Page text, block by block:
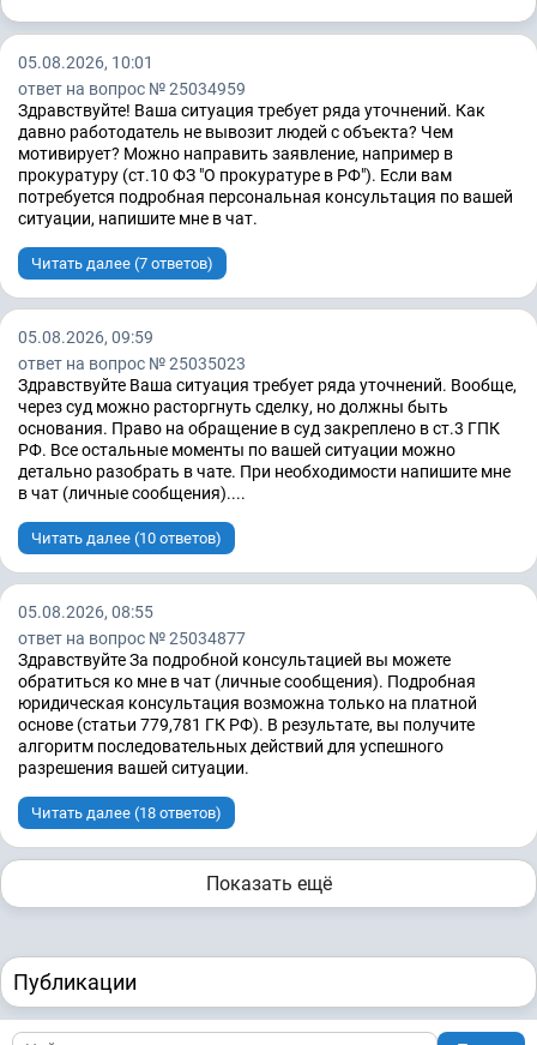
05.08.2026, 10:01
ответ на вопрос № 25034959
Здравствуйте! Ваша ситуация требует ряда уточнений. Как
давно работодатель не вывозит людей с объекта? Чем
мотивирует? Можно направить заявление, например в
прокуратуру (ст.10 ФЗ "О прокуратуре в РФ"). Если вам
потребуется подробная персональная консультация по вашей
ситуации, напишите мне в чат.
Читать далее (7 ответов)
05.08.2026, 09:59
ответ на вопрос № 25035023
Здравствуйте Ваша ситуация требует ряда уточнений. Вообще,
через суд можно расторгнуть сделку, но должны быть
основания. Право на обращение в суд закреплено в ст.3 ГПК
РФ. Все остальные моменты по вашей ситуации можно
детально разобрать в чате. При необходимости напишите мне
в чат (личные сообщения)....
Читать далее (10 ответов)
05.08.2026, 08:55
ответ на вопрос № 25034877
Здравствуйте За подробной консультацией вы можете
обратиться ко мне в чат (личные сообщения). Подробная
юридическая консультация возможна только на платной
основе (статьи 779,781 ГК РФ). В результате, вы получите
алгоритм последовательных действий для успешного
разрешения вашей ситуации.
Читать далее (18 ответов)
Показать ещё
Публикации